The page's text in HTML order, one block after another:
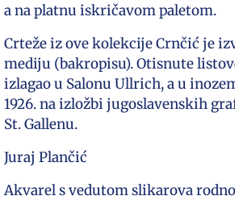
a na platnu iskričavom paletom.
Crteže iz ove kolekcije Crnčić je
mediju (bakropisu). Otisnute
izlagao u Salonu Ullrich, a u
1926. na izložbi jugoslavenskih
St. Gallenu.
Juraj Plančić
Akvarel s vedutom slikarova